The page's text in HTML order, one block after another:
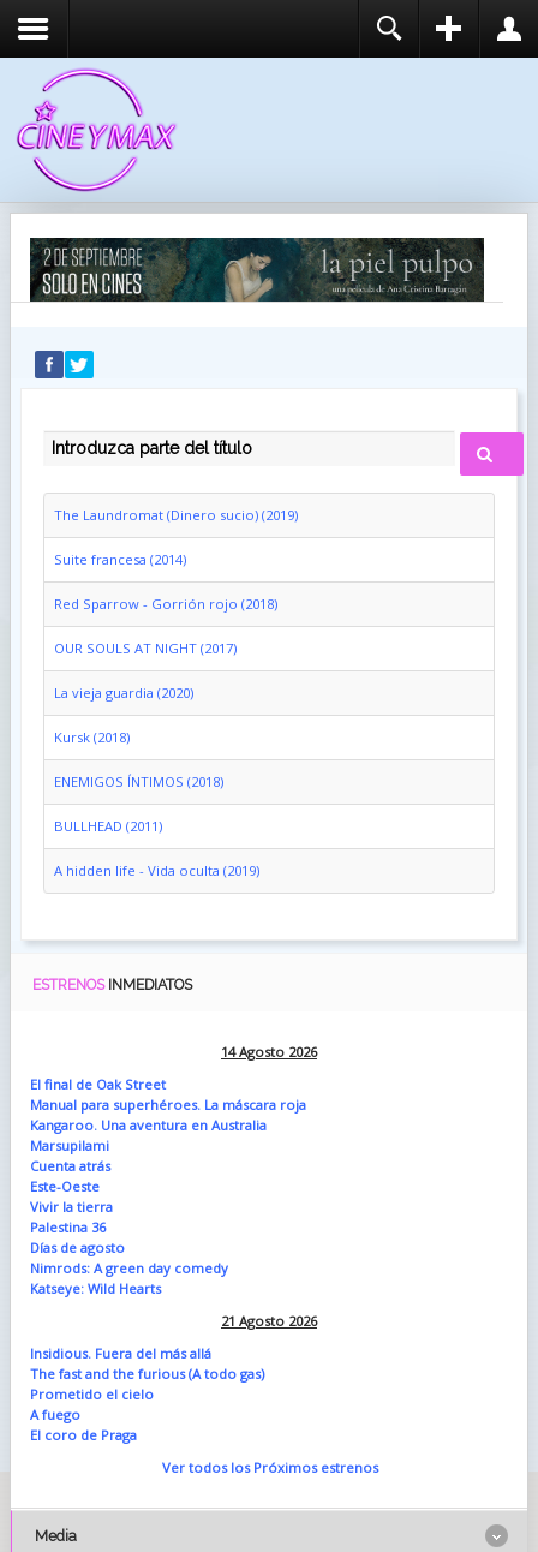
RECUÉRDEME
IDENTIFICARSE
INTRODUZCA PARTE DEL TÍTULO
The Laundromat (Dinero sucio) (2019)
Suite francesa (2014)
Red Sparrow - Gorrión rojo (2018)
OUR SOULS AT NIGHT (2017)
La vieja guardia (2020)
Kursk (2018)
ENEMIGOS ÍNTIMOS (2018)
BULLHEAD (2011)
A hidden life - Vida oculta (2019)
ESTRENOS INMEDIATOS
14 Agosto 2026
El final de Oak Street
Manual para superhéroes. La máscara roja
Kangaroo. Una aventura en Australia
Marsupilami
Cuenta atrás
Este-Oeste
Vivir la tierra
Palestina 36
Días de agosto
Nimrods: A green day comedy
Katseye: Wild Hearts
21 Agosto 2026
Insidious. Fuera del más allá
The fast and the furious (A todo gas)
Prometido el cielo
A fuego
El coro de Praga
Ver todos los Próximos estrenos
Media